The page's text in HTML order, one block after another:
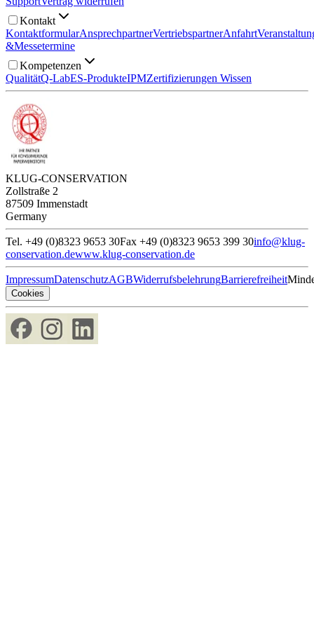
Kontakt
KontaktformularAnsprechpartnerVertriebspartnerAnfahrt
&Messetermine
Kompetenzen
QualitätQ-LabES-ProdukteIPMZertifizierungen Wissen
KLUG-CONSERVATION
Zollstraße 2
87509 Immenstadt
Germany
Tel. +49 (0)8323 9653 30Fax +49 (0)8323 9653 399 30info@klug-
conservation.dewww.klug-conservation.de
ImpressumDatenschutzAGBWiderrufsbelehrungBarrierefreiheit
Cookies